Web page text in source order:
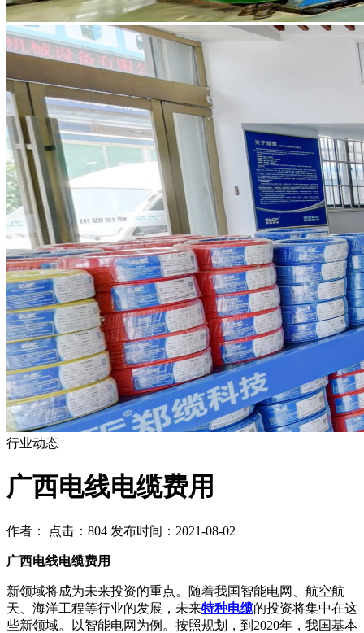
行业动态
广西电线电缆费用
作者： 点击：804 发布时间：2021-08-02
广西电线电缆费用
新领域将成为未来投资的重点。随着我国智能电网、航空航
天、海洋工程等行业的发展，未来特种电缆的投资将集中在这
些新领域。以智能电网为例。按照规划，到2020年，我国基本